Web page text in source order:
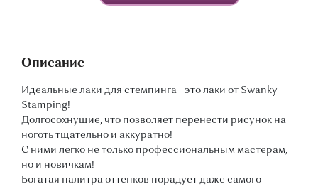
Описание
Идеальные лаки для стемпинга - это лаки от Swanky
Stamping!
Долгосохнущие, что позволяет перенести рисунок на
ноготь тщательно и аккуратно!
С ними легко не только профессиональным мастерам,
но и новичкам!
Богатая палитра оттенков порадует даже самого